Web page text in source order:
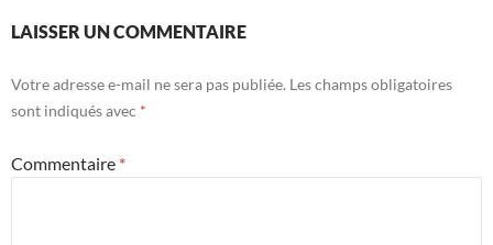
LAISSER UN COMMENTAIRE
Votre adresse e-mail ne sera pas publiée. Les champs obligatoires
sont indiqués avec *
Commentaire *